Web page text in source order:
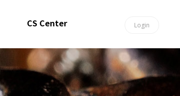
CS Center Login